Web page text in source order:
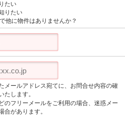
たい
りたい
他に物件はありませんか？
メールアドレス宛てに、お問合せ内容の確
たします。
のフリーメールをご利用の場合、迷惑メー
合があります。